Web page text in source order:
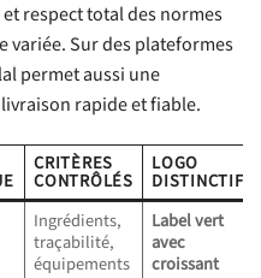
respect total des normes
variée. Sur des plateformes
permet aussi une
rapide et fiable.
CRITÈRES
CONTRÔLÉS
LOGO
DISTINCTIF
Ingrédients,
traçabilité,
équipements
Label vert
avec
croissant